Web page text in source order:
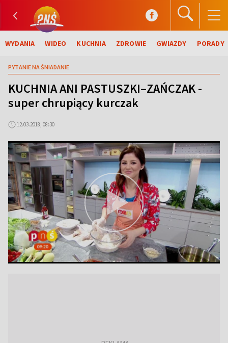
WYDANIA WIDEO KUCHNIA ZDROWIE GWIAZDY PORADY
PYTANIE NA ŚNIADANIE
KUCHNIA ANI PASTUSZKI–ZAŃCZAK -
super chrupiący kurczak
12.03.2018, 08:30